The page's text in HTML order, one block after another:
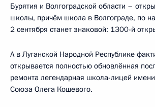
Бурятия и Волгоградской области –
школы, причём школа в Волгограде, по
2 сентября станет знаковой: 1300-й
А в Луганской Народной Республике
открывается полностью обновлённая
ремонта легендарная школа-лицей
Союза Олега Кошевого.